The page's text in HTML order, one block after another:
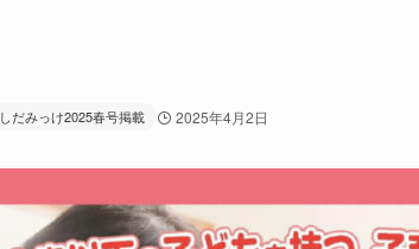
しだみっけ2025春号掲載 2025年4月2日